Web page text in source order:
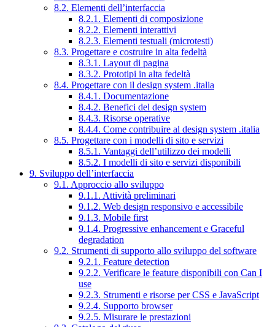
8.2. Elementi dell’interfaccia
8.2.1. Elementi di composizione
8.2.2. Elementi interattivi
8.2.3. Elementi testuali (microtesti)
8.3. Progettare e costruire in alta fedeltà
8.3.1. Layout di pagina
8.3.2. Prototipi in alta fedeltà
8.4. Progettare con il design system .italia
8.4.1. Documentazione
8.4.2. Benefici del design system
8.4.3. Risorse operative
8.4.4. Come contribuire al design system .italia
8.5. Progettare con i modelli di sito e servizi
8.5.1. Vantaggi dell’utilizzo dei modelli
8.5.2. I modelli di sito e servizi disponibili
9. Sviluppo dell’interfaccia
9.1. Approccio allo sviluppo
9.1.1. Attività preliminari
9.1.2. Web design responsivo e accessibile
9.1.3. Mobile first
9.1.4. Progressive enhancement e Graceful
degradation
9.2. Strumenti di supporto allo sviluppo del software
9.2.1. Feature detection
9.2.2. Verificare le feature disponibili con Can I
use
9.2.3. Strumenti e risorse per CSS e JavaScript
9.2.4. Supporto browser
9.2.5. Misurare le prestazioni